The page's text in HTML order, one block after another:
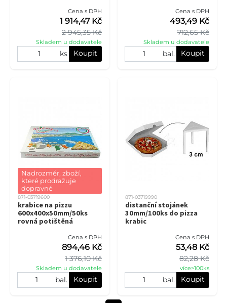
Cena s DPH
2 945,35 Kč
1 914,47 Kč
Skladem u dodavatele
ks Koupit
Cena s DPH
712,65 Kč
493,49 Kč
Skladem u dodavatele
bal. Koupit
Nadrozměr, zboží,
které prodražuje
dopravné
871-03719600
krabice na pizzu
600x400x50mm/50ks
rovná potištěná
Cena s DPH
1 376,10 Kč
894,46 Kč
Skladem u dodavatele
bal. Koupit
871-03719990
distanční stojánek
30mm/100ks do pizza
krabic
Cena s DPH
82,28 Kč
53,48 Kč
více>100ks
bal. Koupit